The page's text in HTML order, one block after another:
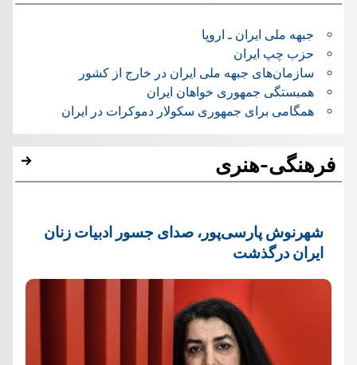
جبهه ملی ایران ـ اروپا
حزب چپ ایران
سازمان‌های جبهه ملی ایران در خارج از کشور
همبستگی جمهوری خواهان ایران
همگامی برای جمهوری سکولار دموکرات در ایران
فرهنگی-هنری
شهرنوش پارسی‌پور، صدای جسور ادبیات زنان
ایران درگذشت